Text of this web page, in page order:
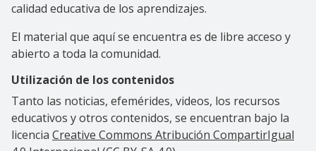
calidad educativa de los aprendizajes.
El material que aquí se encuentra es de libre acceso y
abierto a toda la comunidad.
Utilización de los contenidos
Tanto las noticias, efemérides, videos, los recursos
educativos y otros contenidos, se encuentran bajo la
licencia Creative Commons Atribución CompartirIgual